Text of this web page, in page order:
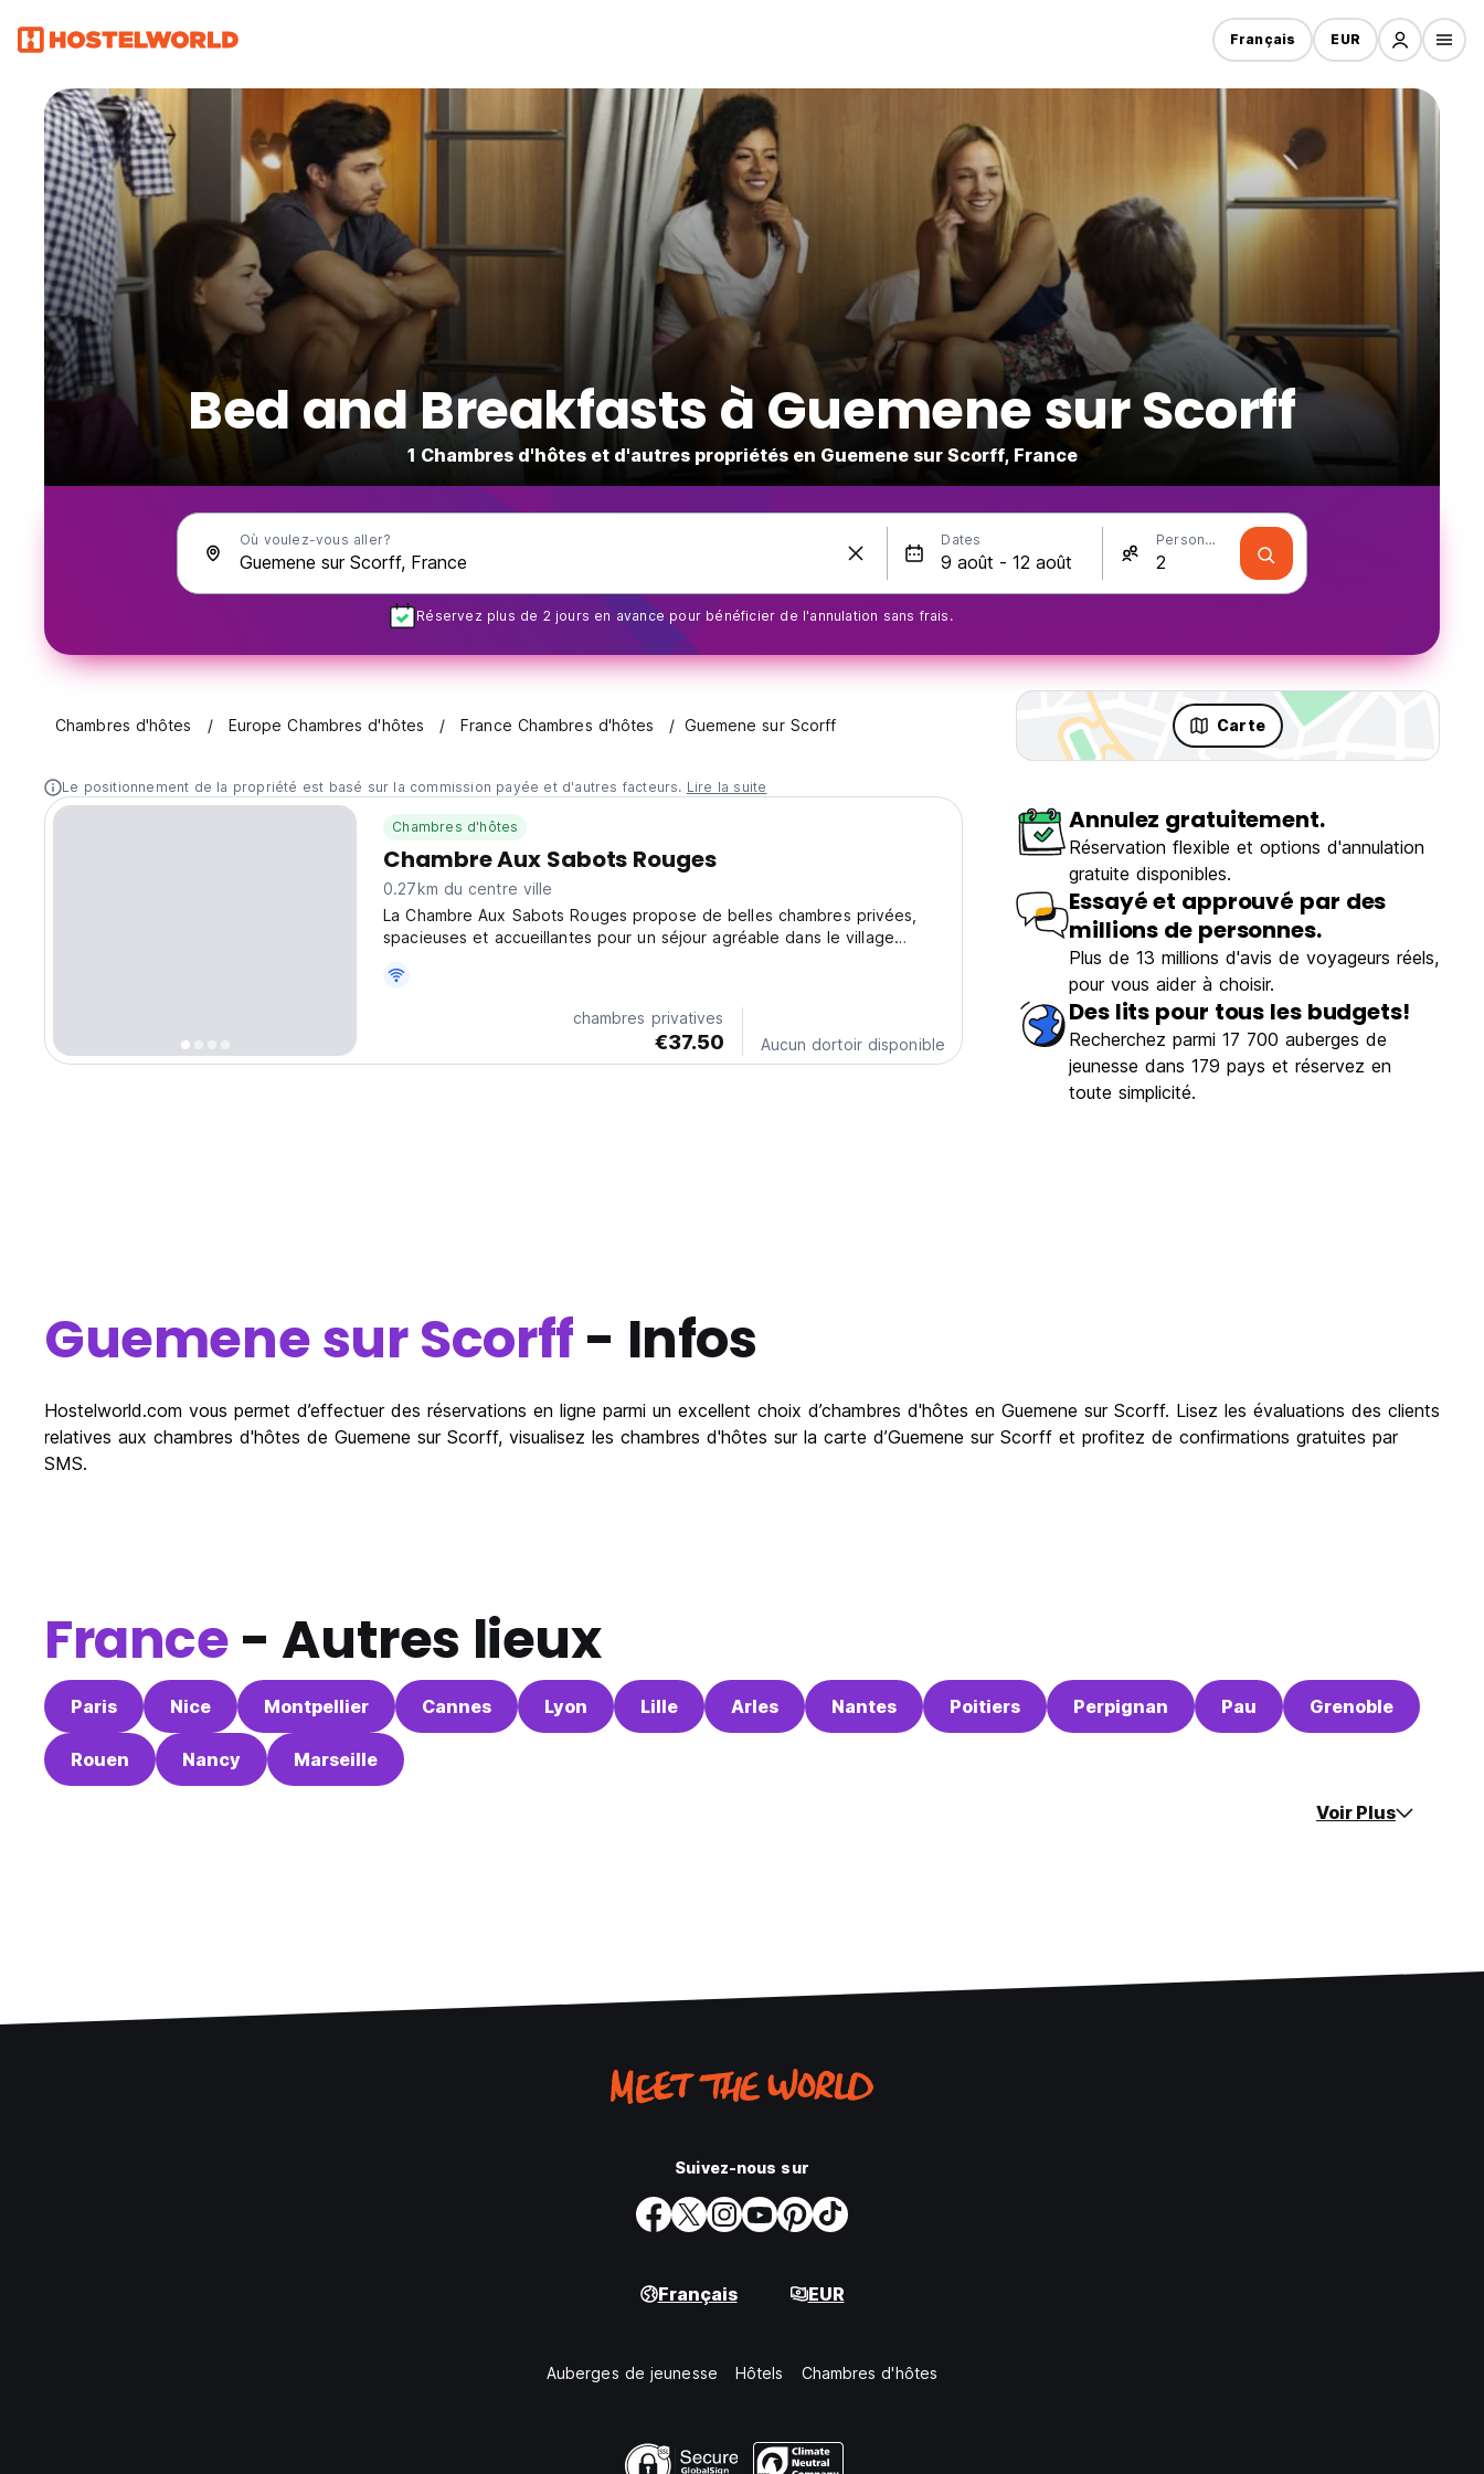
Français EUR
Bed and Breakfasts à Guemene sur Scorff
1 Chambres d'hôtes et d'autres propriétés en Guemene sur Scorff, France
Où voulez-vous aller? Dates Personnes
Réservez plus de 2 jours en avance pour bénéficier de l'annulation sans frais.
Chambres d'hôtes Europe Chambres d'hôtes France Chambres d'hôtes Guemene sur Scorff Carte
Le positionnement de la propriété est basé sur la commission payée et d'autres facteurs. Lire la suite
Chambres d'hôtes
Chambre Aux Sabots Rouges
0.27km du centre ville
La Chambre Aux Sabots Rouges propose de belles chambres privées,
spacieuses et accueillantes pour un séjour agréable dans le village
chambres privatives
€37.50 Aucun dortoir disponible
Annulez gratuitement.
Réservation flexible et options d'annulation
gratuite disponibles.
Essayé et approuvé par des
millions de personnes.
Plus de 13 millions d'avis de voyageurs réels,
pour vous aider à choisir.
Des lits pour tous les budgets!
Recherchez parmi 17 700 auberges de
jeunesse dans 179 pays et réservez en
toute simplicité.
Guemene sur Scorff- Infos
Hostelworld.com vous permet d’effectuer des réservations en ligne parmi un excellent choix d’chambres d'hôtes en Guemene sur Scorff. Lisez les évaluations des clients
relatives aux chambres d'hôtes de Guemene sur Scorff, visualisez les chambres d'hôtes sur la carte d’Guemene sur Scorff et profitez de confirmations gratuites par
SMS.
France- Autres lieux
Paris Nice Montpellier Cannes Lyon Lille Arles Nantes Poitiers Perpignan Pau Grenoble
Rouen Nancy Marseille
Voir Plus
Suivez-nous sur
Français EUR
Auberges de jeunesse Hôtels Chambres d'hôtes